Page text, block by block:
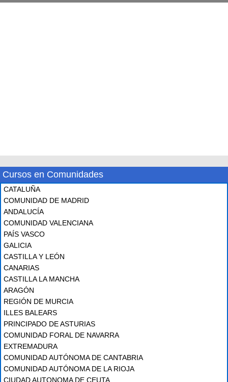
Cursos en Comunidades
CATALUÑA
COMUNIDAD DE MADRID
ANDALUCÍA
COMUNIDAD VALENCIANA
PAÍS VASCO
GALICIA
CASTILLA Y LEÓN
CANARIAS
CASTILLA LA MANCHA
ARAGÓN
REGIÓN DE MURCIA
ILLES BALEARS
PRINCIPADO DE ASTURIAS
COMUNIDAD FORAL DE NAVARRA
EXTREMADURA
COMUNIDAD AUTÓNOMA DE CANTABRIA
COMUNIDAD AUTÓNOMA DE LA RIOJA
CIUDAD AUTONOMA DE CEUTA